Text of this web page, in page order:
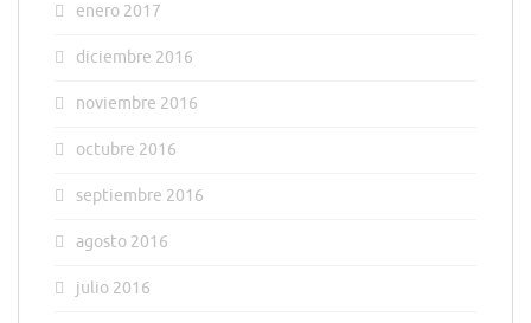
enero 2017
diciembre 2016
noviembre 2016
octubre 2016
septiembre 2016
agosto 2016
julio 2016